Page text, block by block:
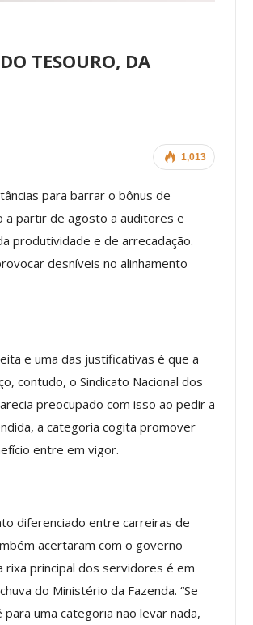
TESOURO, DA
1,013
para barrar o bônus de
a partir de agosto a auditores e
produtividade e de arrecadação.
desníveis no alinhamento
e uma das justificativas é que a
contudo, o Sindicato Nacional dos
preocupado com isso ao pedir a
a categoria cogita promover
entre em vigor.
diferenciado entre carreiras de
acertaram com o governo
rixa principal dos servidores é em
do Ministério da Fazenda. “Se
uma categoria não levar nada,
Presidente Da ASSECOR
Participa De Debate Sobre A
IMPRENSA
Categoria Unida Em Torno Dos
Valores Fundantes Da Ação
Sindical